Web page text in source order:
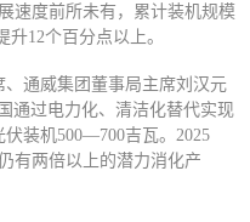
速度前所未有，累计装机规模
12个百分点以上。
通威集团董事局主席刘汉元
通过电力化、清洁化替代实现
装机500—700吉瓦。2025
有两倍以上的潜力消化产